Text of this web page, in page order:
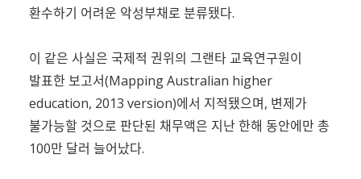
환수하기 어려운 악성부채로 분류됐다.
이 같은 사실은 국제적 권위의 그랜타 교육연구원이
발표한 보고서(Mapping Australian higher
education, 2013 version)에서 지적됐으며, 변제가
불가능할 것으로 판단된 채무액은 지난 한해 동안에만 총
100만 달러 늘어났다.